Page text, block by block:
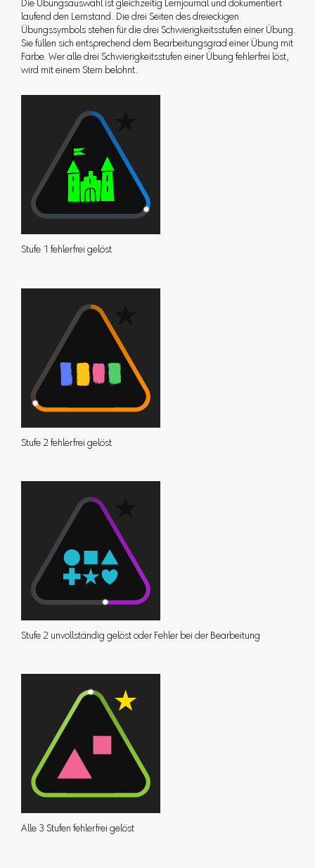
Die Übungsauswahl ist gleichzeitig Lernjournal und dokumentiert
laufend den Lernstand. Die drei Seiten des dreieckigen
Übungssymbols stehen für die drei Schwierigkeitsstufen einer Übung.
Sie füllen sich entsprechend dem Bearbeitungsgrad einer Übung mit
Farbe. Wer alle drei Schwierigkeitsstufen einer Übung fehlerfrei löst,
wird mit einem Stern belohnt.
Stufe 1 fehlerfrei gelöst
Stufe 2 fehlerfrei gelöst
Stufe 2 unvollständig gelöst oder Fehler bei der Bearbeitung
Alle 3 Stufen fehlerfrei gelöst